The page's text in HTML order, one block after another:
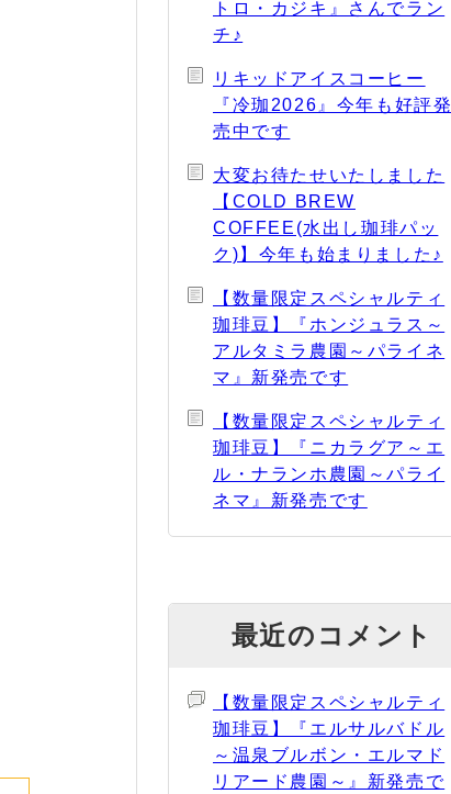
トロ・カジキ』さんでラン
チ♪
リキッドアイスコーヒー
『冷珈2026』今年も好評発
売中です
大変お待たせいたしました
【COLD BREW
COFFEE(水出し珈琲パッ
ク)】今年も始まりました♪
【数量限定スペシャルティ
珈琲豆】『ホンジュラス～
アルタミラ農園～パライネ
マ』新発売です
【数量限定スペシャルティ
珈琲豆】『ニカラグア～エ
ル・ナランホ農園～パライ
ネマ』新発売です
最近のコメント
【数量限定スペシャルティ
珈琲豆】『エルサルバドル
～温泉ブルボン・エルマド
リアード農園～』新発売で